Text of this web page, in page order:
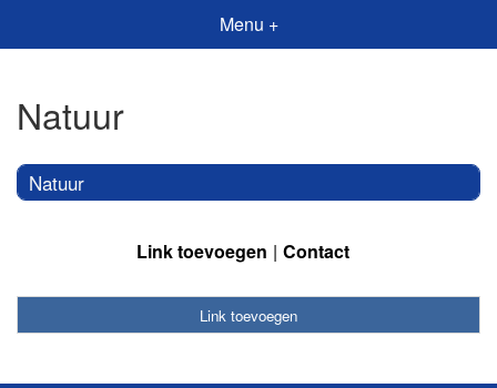
Menu +
Natuur
Natuur
Link toevoegen Contact
Link toevoegen